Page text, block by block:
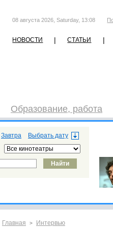
08 августа 2026, Saturday, 13:08
НОВОСТИ | СТАТЬИ |
Образование, работа
Завтра
Главная > Интервью